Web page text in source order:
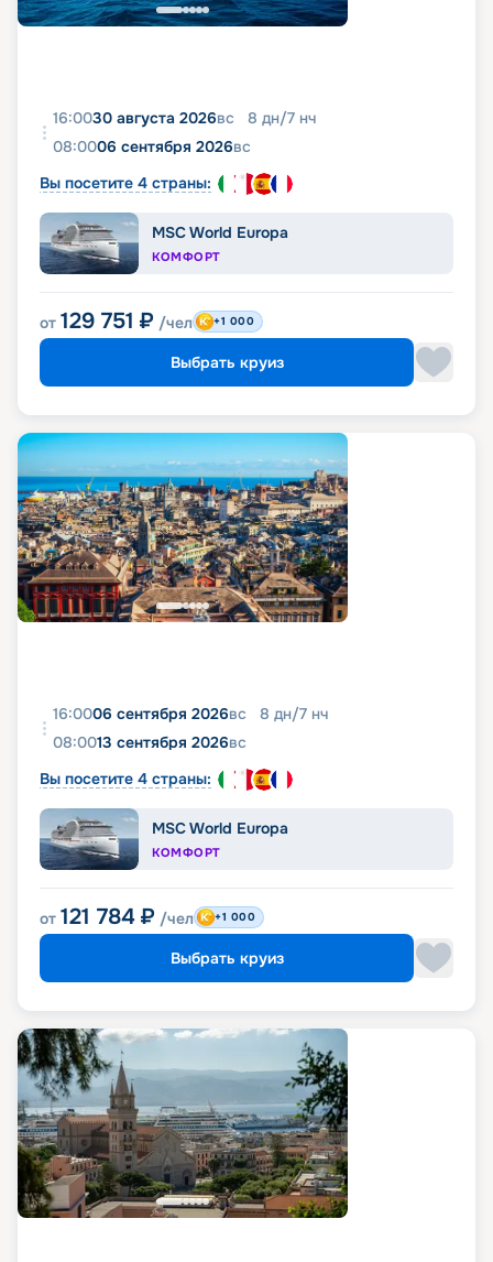
16:0030 августа 2026вс 8 дн/7 нч
08:0006 сентября 2026вс
Вы посетите 4 страны:
MSC World Europa
КОМФОРТ
от 129 751 ₽ /чел +1 000
Выбрать круиз
16:0006 сентября 2026вс 8 дн/7 нч
08:0013 сентября 2026вс
Вы посетите 4 страны:
MSC World Europa
КОМФОРТ
от 121 784 ₽ /чел +1 000
Выбрать круиз